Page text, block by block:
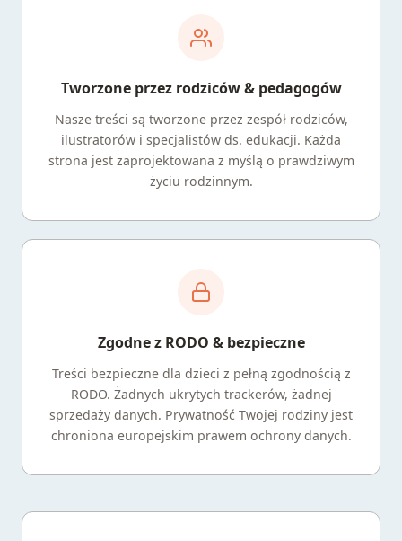
Tworzone przez rodziców & pedagogów
Nasze treści są tworzone przez zespół rodziców,
ilustratorów i specjalistów ds. edukacji. Każda
strona jest zaprojektowana z myślą o prawdziwym
życiu rodzinnym.
Zgodne z RODO & bezpieczne
Treści bezpieczne dla dzieci z pełną zgodnością z
RODO. Żadnych ukrytych trackerów, żadnej
sprzedaży danych. Prywatność Twojej rodziny jest
chroniona europejskim prawem ochrony danych.